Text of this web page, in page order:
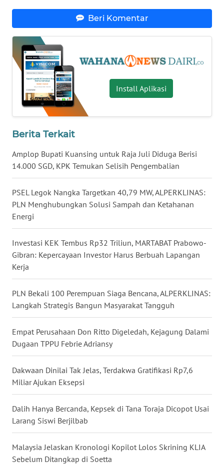
Beri Komentar
Install Aplikasi
Berita Terkait
Amplop Bupati Kuansing untuk Raja Juli Diduga Berisi
14.000 SGD, KPK Temukan Selisih Pengembalian
PSEL Legok Nangka Targetkan 40,79 MW, ALPERKLINAS:
PLN Menghubungkan Solusi Sampah dan Ketahanan
Energi
Investasi KEK Tembus Rp32 Triliun, MARTABAT Prabowo-
Gibran: Kepercayaan Investor Harus Berbuah Lapangan
Kerja
PLN Bekali 100 Perempuan Siaga Bencana, ALPERKLINAS:
Langkah Strategis Bangun Masyarakat Tangguh
Empat Perusahaan Don Ritto Digeledah, Kejagung Dalami
Dugaan TPPU Febrie Adriansy
Dakwaan Dinilai Tak Jelas, Terdakwa Gratifikasi Rp7,6
Miliar Ajukan Eksepsi
Dalih Hanya Bercanda, Kepsek di Tana Toraja Dicopot Usai
Larang Siswi Berjilbab
Malaysia Jelaskan Kronologi Kopilot Lolos Skrining KLIA
Sebelum Ditangkap di Soetta
WN
KALTARA
WN
KALSEL
KALTIM
WN
SULSEL
WN
GORONTALO
SULUT
WN
MALUKU
WN
MALUT
WN
DAIRI
WN
DANAU